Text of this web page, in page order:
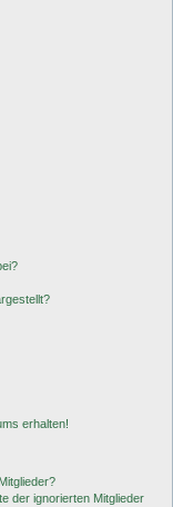
erhalten!
der ignorierten Mitglieder